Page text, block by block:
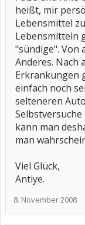
heißt, mir
Lebensmittel
Lebensmitteln
"sündige". Von
Anderes. Nach
Erkrankungen
einfach noch
selteneren
kann man
man
Viel Glück,
Antiye.
8. November 2008